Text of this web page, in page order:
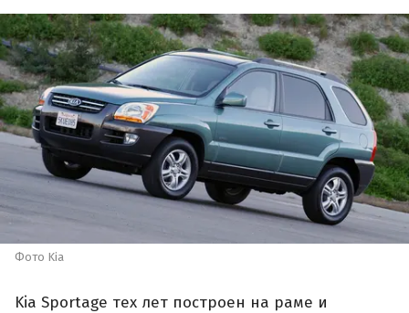
Фото Kia
Kia Sportage тех лет построен на раме и